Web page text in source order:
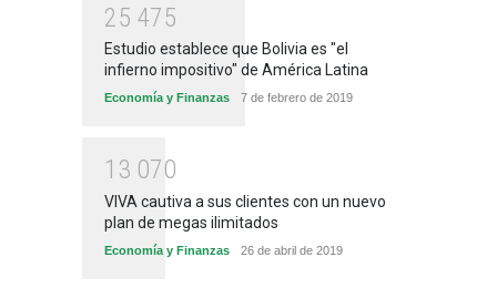
25 475
Estudio establece que Bolivia es "el
infierno impositivo" de América Latina
Economía y Finanzas 7 de febrero de 2019
1 3 070
VIVA cautiva a sus clientes con un nuevo
plan de megas ilimitados
Economía y Finanzas 26 de abril de 2019